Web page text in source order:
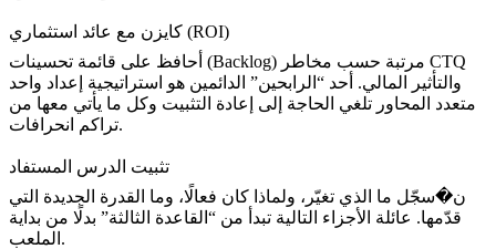
كايزن مع عائد استثماري (ROI)
أحافظ على قائمة تحسينات (Backlog) مرتبة حسب مخاطر CTQ
والتأثير المالي. أحد “الرابحين” الدائمين هو استراتيجية إعداد واحد
متعدد المحاور تلغي الحاجة إلى إعادة التثبيت وكل ما يأتي معها من
تراكم انحرافات.
تثبيت الدرس المستفاد
ن�سجّل ما الذي تغيّر، ولماذا كان فعالًا، وما القدرة الجديدة التي
قدّمها. عائلة الأجزاء التالية تبدأ من “القاعدة الثالثة” بدلًا من بداية
الملعب.